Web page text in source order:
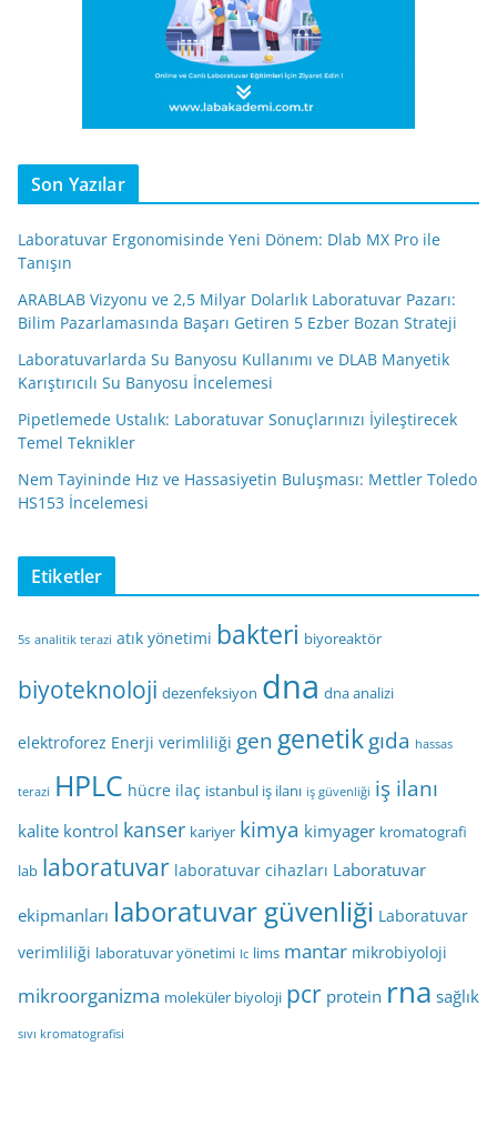
Son Yazılar
Laboratuvar Ergonomisinde Yeni Dönem: Dlab MX Pro ile
Tanışın
ARABLAB Vizyonu ve 2,5 Milyar Dolarlık Laboratuvar Pazarı:
Bilim Pazarlamasında Başarı Getiren 5 Ezber Bozan Strateji
Laboratuvarlarda Su Banyosu Kullanımı ve DLAB Manyetik
Karıştırıcılı Su Banyosu İncelemesi
Pipetlemede Ustalık: Laboratuvar Sonuçlarınızı İyileştirecek
Temel Teknikler
Nem Tayininde Hız ve Hassasiyetin Buluşması: Mettler Toledo
HS153 İncelemesi
Etiketler
5s analitik terazi atık yönetimi bakteri biyoreaktör
biyoteknoloji dezenfeksiyon dna dna analizi
elektroforez Enerji verimliliği gen genetikgıda hassas
terazi HPLC hücre ilaç istanbul iş ilanı iş güvenliği iş ilanı
kalite kontrol kanser kariyer kimya kimyager kromatografi
lab laboratuvar laboratuvar cihazları Laboratuvar
ekipmanları laboratuvar güvenliği Laboratuvar
verimliliği laboratuvar yönetimi lc lims mantar mikrobiyoloji
mikroorganizma moleküler biyoloji pcr protein rna sağlık
sıvı kromatografisi